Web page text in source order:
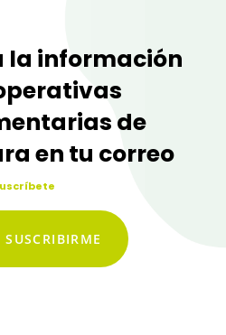
la información
de
en tu correo